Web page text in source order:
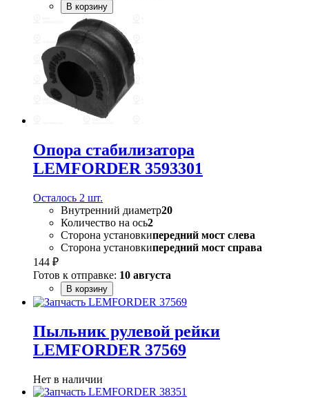
В корзину
Опора стабилизатора
LEMFORDER 3593301
Осталось 2 шт.
Внутренний диаметр20
Количество на ось2
Сторона установкипередний мост слева
Сторона установкипередний мост справа
144 ₽
Готов к отправке: 10 августа
В корзину
Пыльник рулевой рейки
LEMFORDER 37569
Нет в наличии